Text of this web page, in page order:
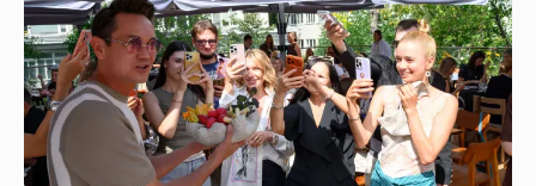
Оксана Русланова и другие гости
фестиваля «Баланс вкуса и ритма»:
рассматриваем летние образы